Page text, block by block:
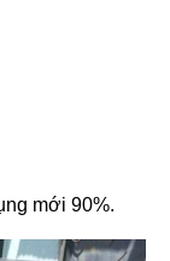
mới 90%.